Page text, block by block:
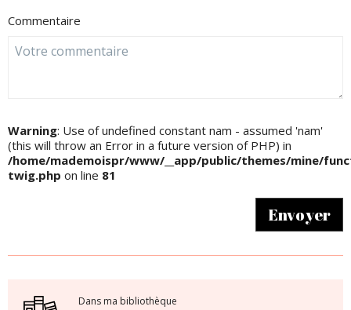
Commentaire
Warning: Use of undefined constant nam - assumed 'nam'
(this will throw an Error in a future version of PHP) in
/home/mademoispr/www/__app/public/themes/mine/
twig.php on line 81
Envoyer
Dans ma bibliothèque